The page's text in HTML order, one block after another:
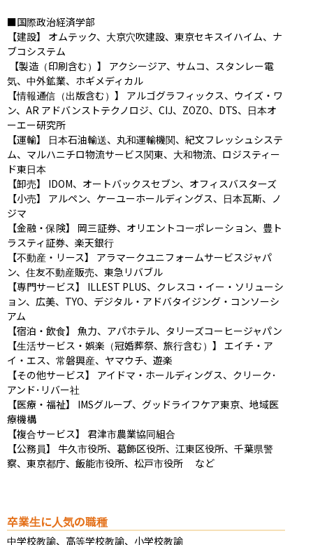
■国際政治経済学部
【建設】 オムテック、大京穴吹建設、東京セキスイハイム、ナ
ブコシステム
気、中外鉱業、ホギメディカル
【情報通信（出版含む）】 アルゴグラフィックス、ウイズ・ワ
ン、AR アドバンストテクノロジ、CIJ、ZOZO、DTS、日本オ
ーエー研究所
【運輸】 日本石油輸送、丸和運輸機関、紀文フレッシュシステ
ム、マルハニチロ物流サービス関東、大和物流、ロジスティー
ド東日本
【卸売】 IDOM、オートバックスセブン、オフィスバスターズ
【小売】 アルペン、ケーユーホールディングス、日本瓦斯、ノ
ジマ
【金融・保険】 岡三証券、オリエントコーポレーション、豊ト
ラスティ証券、楽天銀行
【不動産・リース】 アラマークユニフォームサービスジャパ
ン、住友不動産販売、東急リバブル
【専門サービス】 ILLEST PLUS、クレスコ・イー・ソリューシ
ョン、広美、TYO、デジタル・アドバタイジング・コンソーシ
アム
【宿泊・飲食】 魚力、アパホテル、タリーズコーヒージャパン
【生活サービス・娯楽（冠婚葬祭、旅行含む）】 エイチ・ア
イ・エス、常磐興産、ヤマウチ、遊楽
【その他サービス】 アイドマ・ホールディングス、クリーク･
アンド･リバー社
【医療・福祉】 IMSグループ、グッドライフケア東京、地域医
療機構
【複合サービス】 君津市農業協同組合
【公務員】 牛久市役所、葛飾区役所、江東区役所、千葉県警
察、東京都庁、飯能市役所、松戸市役所 　など
卒業生に人気の職種
中学校教諭、高等学校教諭、小学校教諭